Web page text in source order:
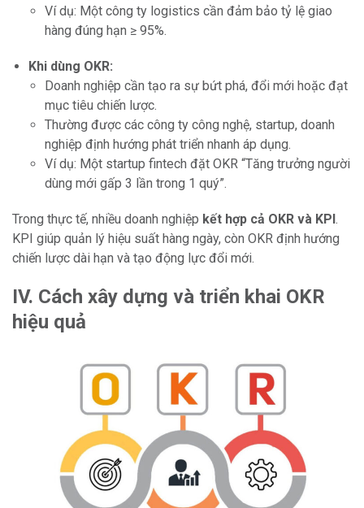
Ví dụ: Một công ty logistics cần đảm bảo tỷ lệ giao
hàng đúng hạn ≥ 95%.
Khi dùng OKR:
Doanh nghiệp cần tạo ra sự bứt phá, đổi mới hoặc đạt
mục tiêu chiến lược.
Thường được các công ty công nghệ, startup, doanh
nghiệp định hướng phát triển nhanh áp dụng.
Ví dụ: Một startup fintech đặt OKR “Tăng trưởng người
dùng mới gấp 3 lần trong 1 quý”.
Trong thực tế, nhiều doanh nghiệp kết hợp cả OKR và KPI.
KPI giúp quản lý hiệu suất hàng ngày, còn OKR định hướng
chiến lược dài hạn và tạo động lực đổi mới.
IV. Cách xây dựng và triển khai OKR
hiệu quả